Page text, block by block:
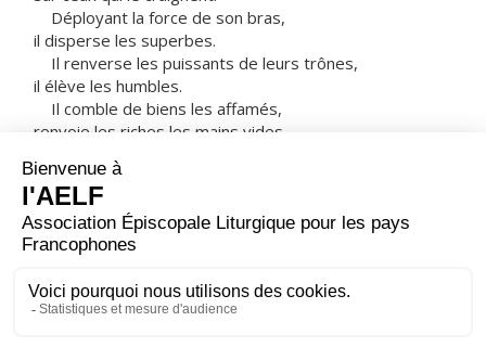
Déployant la force de son bras,
il disperse les superbes.
Il renverse les puissants de leurs trônes,
il élève les humbles.
Il comble de biens les affamés,
renvoie les riches les mains vides.
il se souvient de son amour
de la promesse faite à nos pères,
en faveur d’Abraham et sa descendance à jamais. »
Marie resta avec Élisabeth environ trois mois,
puis elle s’en retourna chez elle.
– Acclamons la Parole de Dieu.